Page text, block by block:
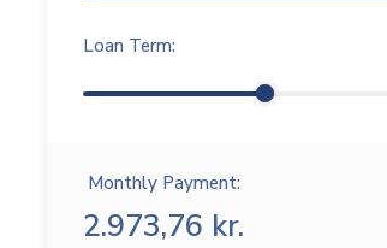
Loan Term:
Monthly Payment:
2.973,76 kr.